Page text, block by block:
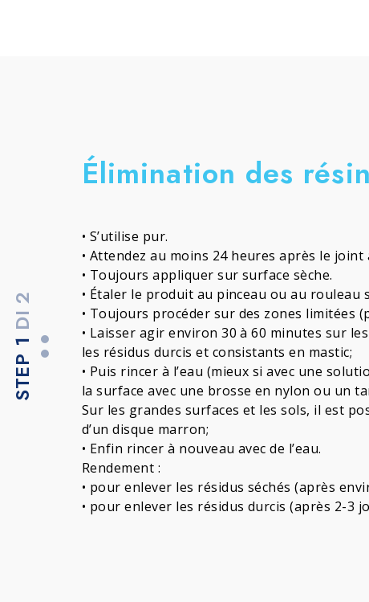
STEP 1
DI 2
Élimination des
• S’utilise pur.
• Attendez au moins 24 heures après le joint
• Toujours appliquer sur surface sèche.
• Étaler le produit au pinceau ou au rouleau
• Toujours procéder sur des zones limitées
• Laisser agir environ 30 à 60 minutes sur
les résidus durcis et consistants en mastic;
• Puis rincer à l’eau (mieux si avec une
la surface avec une brosse en nylon ou un
Sur les grandes surfaces et les sols, il est
d’un disque marron;
• Enfin rincer à nouveau avec de l’eau.
Rendement :
• pour enlever les résidus séchés (après
• pour enlever les résidus durcis (après 2-3